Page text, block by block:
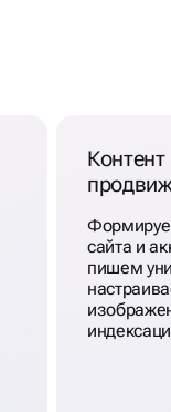
Контент
сайта и
пишем